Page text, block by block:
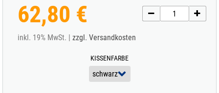
62,80 €
inkl. 19% MwSt. | zzgl. Versandkosten
KISSENFARBE